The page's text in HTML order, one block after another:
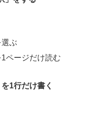
ぶ
ページだけ読む
1行だけ書く